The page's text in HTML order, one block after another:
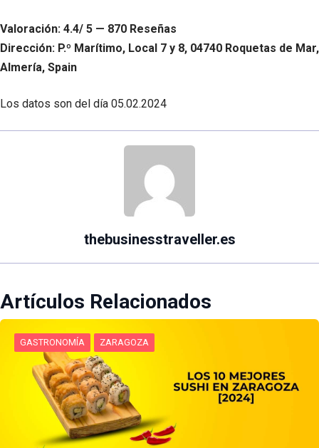
Valoración: 4.4/ 5 — 870 Reseñas
Dirección: P.º Marítimo, Local 7 y 8, 04740 Roquetas de Mar,
Almería, Spain
Los datos son del día 05.02.2024
thebusinesstraveller.es
Artículos Relacionados
GASTRONOMÍA ZARAGOZA